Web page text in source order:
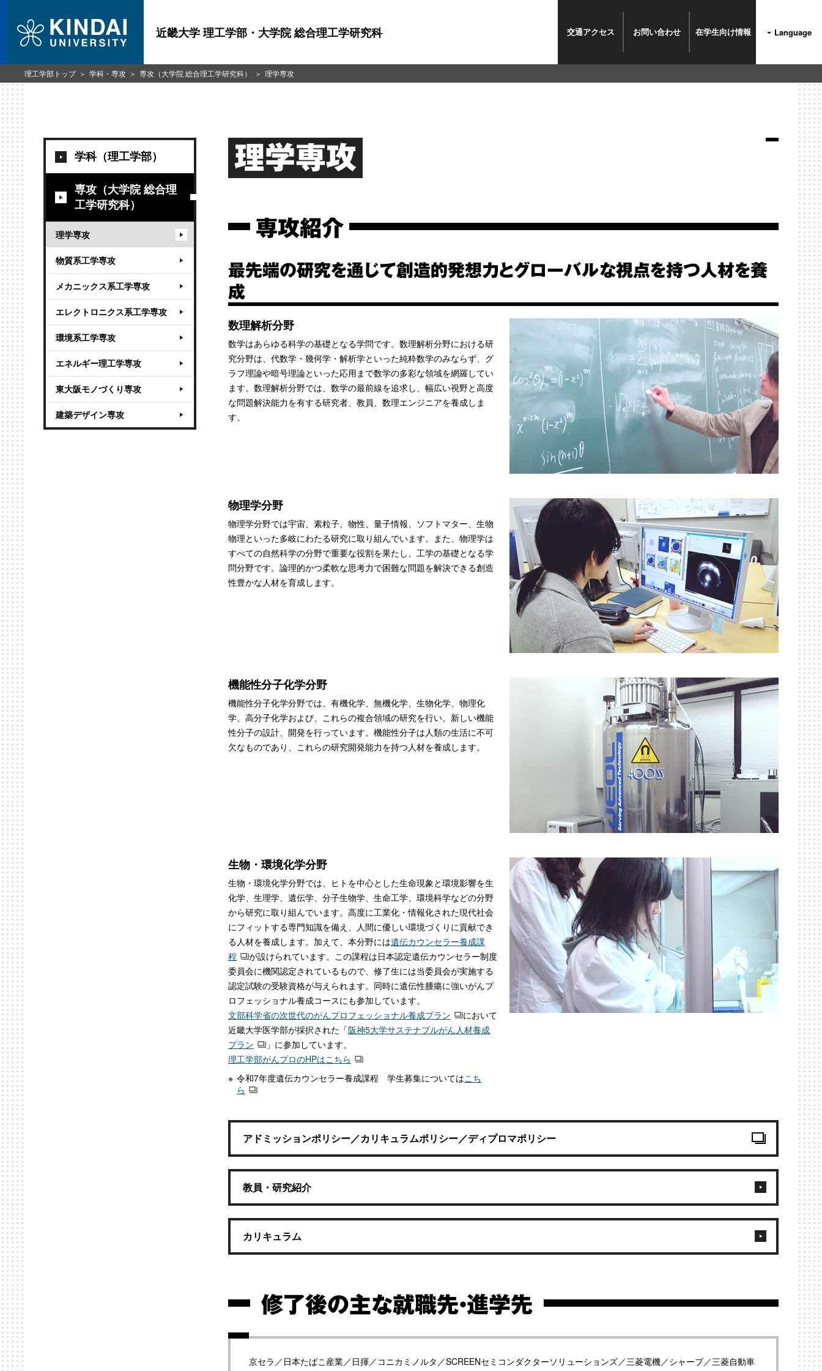
近畿大学 理工学部・大学院 総合理工学研究科 交通アクセス お問い合わせ 在学生向け情報 Language
学科（理工学部）
専攻（大学院 総合理
工学研究科）
理学専攻
物質系工学専攻
メカニックス系工学専攻
エレクトロニクス系工学専攻
環境系工学専攻
エネルギー理工学専攻
東大阪モノづくり専攻
建築デザイン専攻
理学専攻
専攻紹介
最先端の研究を通じて創造的発想力とグローバルな視点を持つ人材を養
成
数理解析分野
数学はあらゆる科学の基礎となる学問です。数理解析分野における研
究分野は、代数学・幾何学・解析学といった純粋数学のみならず、グ
ラフ理論や暗号理論といった応用まで数学の多彩な領域を網羅してい
ます。数理解析分野では、数学の最前線を追求し、幅広い視野と高度
な問題解決能力を有する研究者、教員、数理エンジニアを養成しま
す。
物理学分野
物理学分野では宇宙、素粒子、物性、量子情報、ソフトマター、生物
物理といった多岐にわたる研究に取り組んでいます。また、物理学は
すべての自然科学の分野で重要な役割を果たし、工学の基礎となる学
問分野です。論理的かつ柔軟な思考力で困難な問題を解決できる創造
性豊かな人材を育成します。
機能性分子化学分野
機能性分子化学分野では、有機化学、無機化学、生物化学、物理化
学、高分子化学および、これらの複合領域の研究を行い、新しい機能
性分子の設計、開発を行っています。機能性分子は人類の生活に不可
欠なものであり、これらの研究開発能力を持つ人材を養成します。
生物・環境化学分野
生物・環境化学分野では、ヒトを中心とした生命現象と環境影響を生
化学、生理学、遺伝学、分子生物学、生命工学、環境科学などの分野
から研究に取り組んでいます。高度に工業化・情報化された現代社会
にフィットする専門知識を備え、人間に優しい環境づくりに貢献でき
る人材を養成します。加えて、本分野には遺伝カウンセラー養成課
程
が設けられています。この課程は日本認定遺伝カウンセラー制度
委員会に機関認定されているもので、修了生には当委員会が実施する
認定試験の受験資格が与えられます。同時に遺伝性腫瘍に強いがんプ
ロフェッショナル養成コースにも参加しています。
文部科学省の次世代のがんプロフェッショナル養成プラン
において
近畿大学医学部が採択された「阪神5大学サステナブルがん人材養成
プラン
」に参加しています。
理工学部がんプロのHPはこちら
令和7年度遺伝カウンセラー養成課程 学生募集についてはこち
ら
アドミッションポリシー／カリキュラムポリシー／ディプロマポリシー
教員・研究紹介
カリキュラム
修了後の主な就職先・進学先
京セラ／日本たばこ産業／日揮／コニカミノルタ／SCREENセミコンダクターソリューションズ／三菱電機／シャープ／三菱自動車
理工学部トップ 学科・専攻 専攻（大学院 総合理工学研究科） 理学専攻